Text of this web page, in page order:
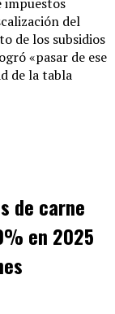
del
de los subsidios
«pasar de ese
de la tabla
de carne
en 2025